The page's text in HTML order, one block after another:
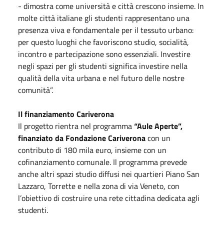
- dimostra come università e città crescono insieme. In
molte città italiane gli studenti rappresentano una
presenza viva e fondamentale per il tessuto urbano:
per questo luoghi che favoriscono studio, socialità,
incontro e partecipazione sono essenziali. Investire
negli spazi per gli studenti significa investire nella
qualità della vita urbana e nel futuro delle nostre
comunità”.
Il finanziamento Cariverona
Il progetto rientra nel programma“Aule Aperte”,
finanziato da Fondazione Cariveronacon un
contributo di 180 mila euro, insieme con un
cofinanziamento comunale. Il programma prevede
anche altri spazi studio diffusi nei quartieri Piano San
Lazzaro, Torrette e nella zona di via Veneto, con
l’obiettivo di costruire una rete cittadina dedicata agli
studenti.